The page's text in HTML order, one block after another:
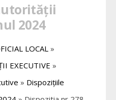
2024
LOCAL »
EXECUTIVE »
» Dispozițiile